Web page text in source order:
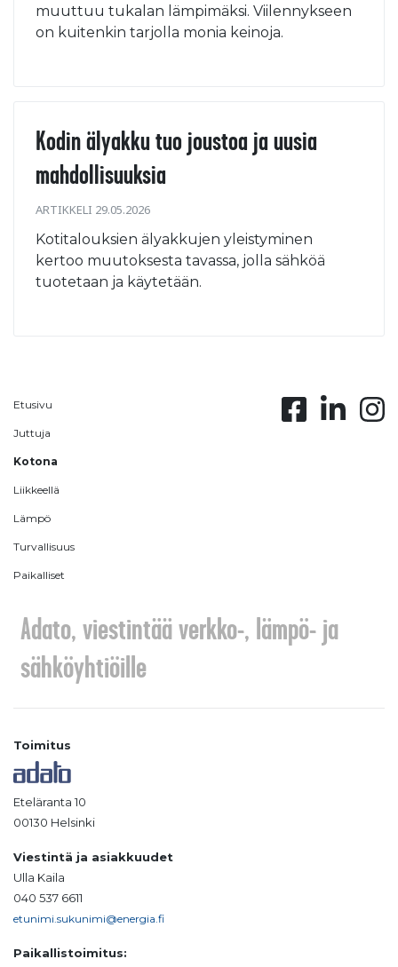
muuttuu tukalan lämpimäksi. Viilennykseen
on kuitenkin tarjolla monia keinoja.
Kodin älyakku tuo joustoa ja uusia
mahdollisuuksia
ARTIKKELI 29.05.2026
Kotitalouksien älyakkujen yleistyminen
kertoo muutoksesta tavassa, jolla sähköä
tuotetaan ja käytetään.
Etusivu
Juttuja
Kotona
Liikkeellä
Lämpö
Turvallisuus
Paikalliset
Adato, viestintää verkko-, lämpö- ja
sähköyhtiöille
Toimitus
Eteläranta 10
00130 Helsinki
Viestintä ja asiakkuudet
Ulla Kaila
040 537 6611
etunimi.sukunimi@energia.fi
Paikallistoimitus: